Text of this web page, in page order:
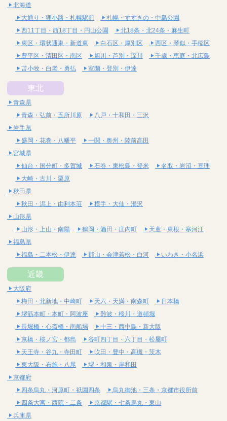
北海道
大通り・狸小路・札幌駅前
札幌・すすきの・中島公園
西11丁目・西18丁目・円山公園
北18条・北24条・麻生町
東区・環状通東・新道東
白石区・厚別区
西区・琴似・手稲区
豊平区・清田区・南区
旭川・芦別・深川
千歳・恵庭・北広島
苫小牧・白老・勇払
室蘭・登別・伊達
東北
青森県
青森・弘前・五所川原
八戸・十和田・三沢
岩手県
盛岡・花巻・八幡平
一関・奥州・陸前高田
宮城県
仙台・国分町・多賀城
石巻・東松島・登米
名取・岩沼・亘理
大崎・古川・栗原
秋田県
秋田・潟上・由利本荘
横手・大仙・湯沢
山形県
山形・上山・南陽
鶴岡・酒田・庄内町
天童・東根・寒河江
福島県
福島・二本松・伊達
郡山・会津若松・白河 いわき・小名浜
近畿
大阪府
梅田・北新地・中崎町
天六・天満・南森町
日本橋
堺筋本町・本町・阿波座
難波・桜川・道頓堀
長堀橋・心斎橋・南船場
十三・西中島・新大阪
京橋・桜ノ宮・都島
谷町四丁目・六丁目・松屋町
天王寺・谷九・寺田町
吹田・豊中・高槻・茨木
東大阪・布施・八尾
堺・和泉・岸和田
京都府
四条烏丸・河原町・祇園四条
烏丸御池・三条・京都市役所前
四条大宮・西院・二条
京都駅・七条烏丸・東山
兵庫県